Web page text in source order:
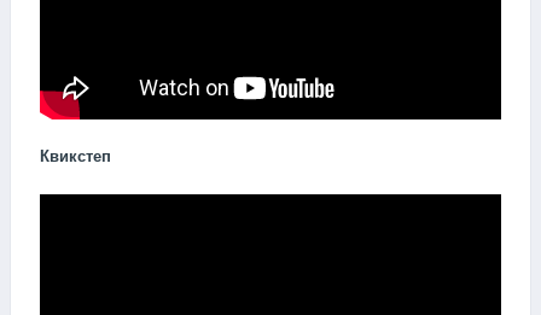
Квикстеп